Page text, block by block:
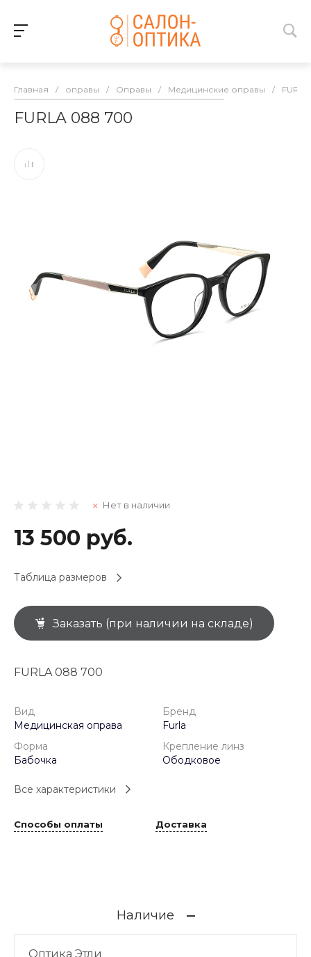
Главная / оправы / Оправы / Медицинские оправы / FURLA
FURLA 088 700
Нет в наличии
13 500 руб.
Таблица размеров
Заказать (при наличии на складе)
FURLA 088 700
Вид
Медицинская оправа
Бренд
Furla
Форма
Бабочка
Крепление линз
Ободковое
Все характеристики
Способы оплаты Доставка
Наличие
Оптика Этли